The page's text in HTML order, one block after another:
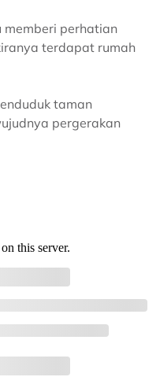
memberi perhatian
terdapat rumah
taman
pergerakan